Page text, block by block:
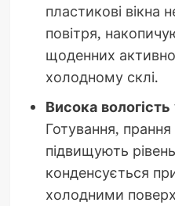
пластикові вікна
повітря,
щоденних
холодному склі.
Висока
Готування,
підвищують
конденсується
холодними